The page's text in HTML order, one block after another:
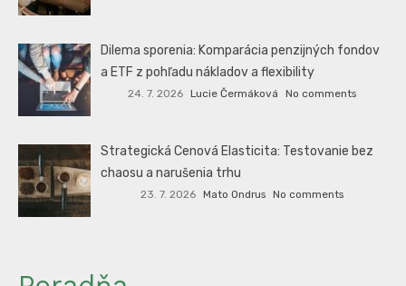
Dilema sporenia: Komparácia penzijných fondov
a ETF z pohľadu nákladov a flexibility
24. 7. 2026 Lucie Čermáková No comments
Strategická Cenová Elasticita: Testovanie bez
chaosu a narušenia trhu
23. 7. 2026 Mato Ondrus No comments